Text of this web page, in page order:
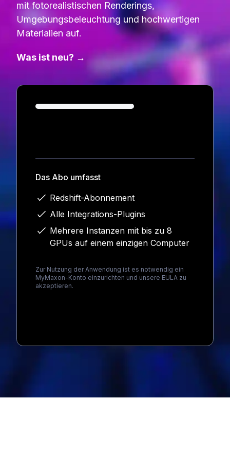
mit fotorealistischen Renderings,
Umgebungsbeleuchtung und hochwertigen
Materialien auf.
Was ist neu? →
Loading...
Das Abo umfasst
Redshift-Abonnement
Alle Integrations-Plugins
Mehrere Instanzen mit bis zu 8
GPUs auf einem einzigen Computer
Zur Nutzung der Anwendung ist es notwendig ein
MyMaxon-Konto einzurichten und unsere EULA zu
akzeptieren.